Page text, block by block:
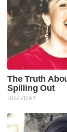
The Truth
Spilling Out
BUZZDAY